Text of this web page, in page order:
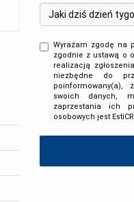
Wyrażam zgodę na
zgodnie z ustawą o
realizacją
niezbędne do
swoich danych,
zaprzestania ich
osobowych jest